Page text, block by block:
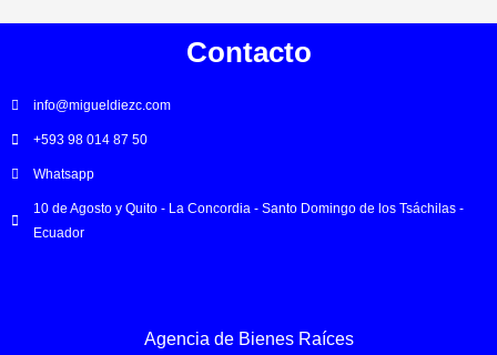
Contacto
info@migueldiezc.com
+593 98 014 87 50
Whatsapp
10 de Agosto y Quito - La Concordia - Santo Domingo de los Tsáchilas -
Ecuador
Agencia de Bienes Raíces